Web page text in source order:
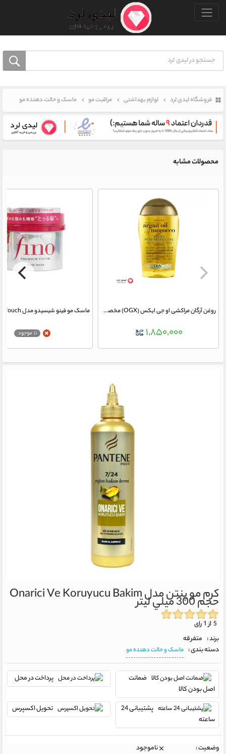
منو بالا
فروشگاه لیدی لرد لوازم بهداشتی مراقبت مو ماسک و حالت دهنده مو
محصولات مشابه
روغن آرگان مراکشی او جی ایکس (OGX) مخصوص موهای خشک و آسیب دیده
۱,۸۵۰,۰۰۰
كرم مو پنتن مدل Onarici Ve Koruyucu Bakim حجم 300 ميلي ليتر
برند : متفرقه
دسته بندی : ماسک و حالت دهنده مو
ضمانت
اصل بودن کالا
پرداخت در محل
پشتیبانی 24
ساعته
تحویل اکسپرس
وضعیت : ناموجود